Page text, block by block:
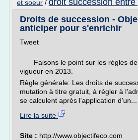
et soeur / droit succession
Droits de succession -
anticiper pour s'enrichir
Tweet
Faisons le point sur les règles de
vigueur en 2013.
Règle générale: Les droits de
mutation à titre gratuit, à régler à
se calculent après l'application d'un...
Lire la suite
Site : http://www.objectifeco.com